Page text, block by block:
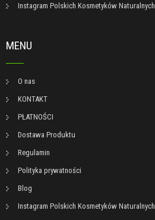
Instagram Polskich Kosmetyków Naturalnych
MENU
O nas
KONTAKT
PŁATNOŚCI
Dostawa Produktu
Regulamin
Polityka prywatności
Blog
Instagram Polskich Kosmetyków Naturalnych